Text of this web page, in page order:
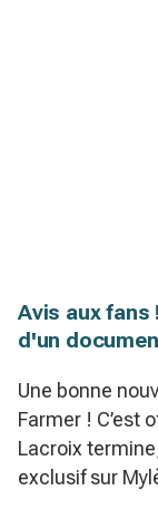
Avis aux fans
d'un
Une bonne
Farmer ! C’est
Lacroix
exclusif sur